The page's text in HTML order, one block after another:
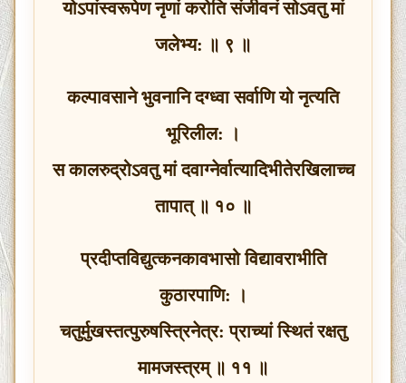
योऽपांस्वरूपेण नृणां करोति संजीवनं सोऽवतु मां
जलेभ्य: ॥ ९ ॥
कल्पावसाने भुवनानि दग्ध्वा सर्वाणि यो नृत्यति
भूरिलील: ।
स कालरुद्रोऽवतु मां दवाग्नेर्वात्यादिभीतेरखिलाच्च
तापात् ॥ १० ॥
प्रदीप्तविद्युत्कनकावभासो विद्यावराभीति
कुठारपाणि: ।
चतुर्मुखस्तत्पुरुषस्त्रिनेत्र: प्राच्यां स्थितं रक्षतु
मामजस्त्रम् ॥ ११ ॥